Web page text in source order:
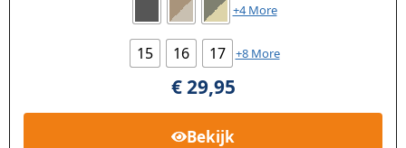
+4 More
15 16 17 +8 More
€29,95
Bekijk